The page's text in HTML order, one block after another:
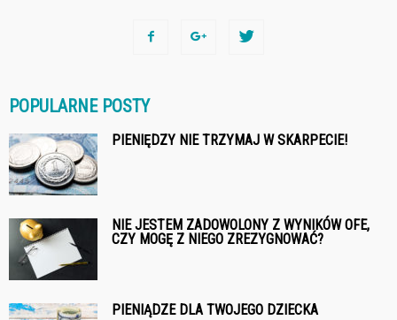
POPULARNE POSTY
PIENIĘDZY NIE TRZYMAJ W SKARPECIE!
NIE JESTEM ZADOWOLONY Z WYNIKÓW OFE,
CZY MOGĘ Z NIEGO ZREZYGNOWAĆ?
PIENIĄDZE DLA TWOJEGO DZIECKA